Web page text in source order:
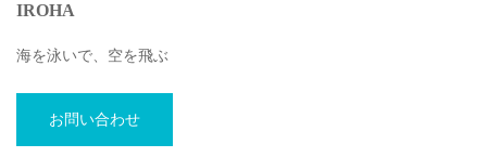
IROHA
海を泳いで、空を飛ぶ
お問い合わせ